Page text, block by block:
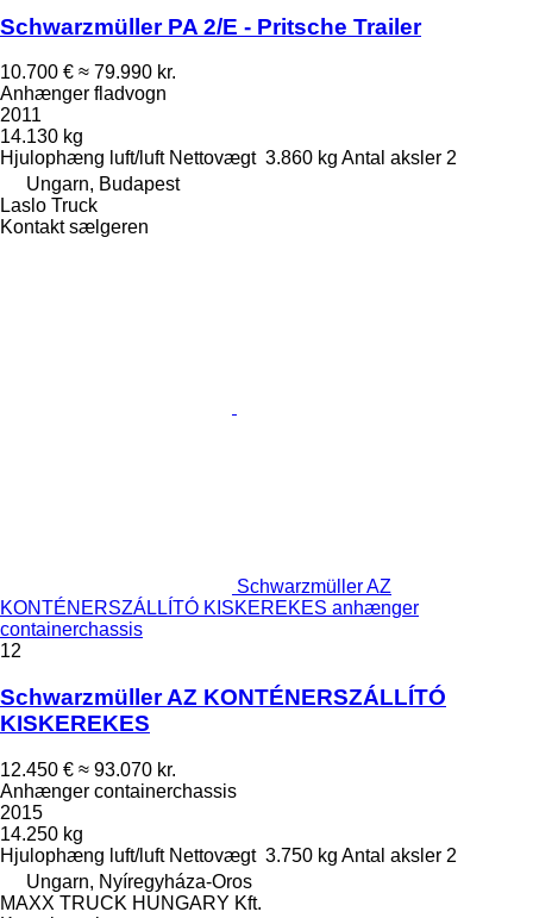
Schwarzmüller PA 2/E - Pritsche Trailer
10.700 € ≈ 79.990 kr.
Anhænger fladvogn
2011
14.130 kg
Hjulophæng luft/luft Nettovægt 3.860 kg Antal aksler 2
Ungarn, Budapest
Laslo Truck
Kontakt sælgeren
Schwarzmüller AZ
KONTÉNERSZÁLLÍTÓ KISKEREKES anhænger
containerchassis
12
Schwarzmüller AZ KONTÉNERSZÁLLÍTÓ
KISKEREKES
12.450 € ≈ 93.070 kr.
Anhænger containerchassis
2015
14.250 kg
Hjulophæng luft/luft Nettovægt 3.750 kg Antal aksler 2
Ungarn, Nyíregyháza-Oros
MAXX TRUCK HUNGARY Kft.